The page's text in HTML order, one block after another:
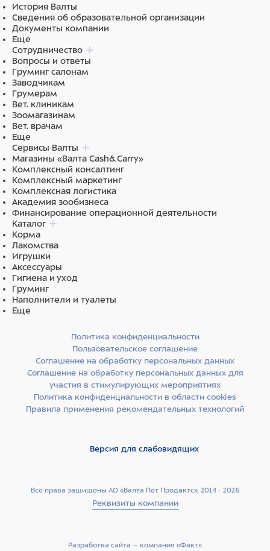
✔ Мобильность за счет колесной базы
✔ Легкость в обслуживании и дезинфекции
✔ Оптимальное использование пространства
Идеально подходит для научных учреждений,
фармакологических лабораторий и ветеринарных
клиник, где важно соблюдение гигиенических норм и
удобство работы с животными.
Глубина стеллажа, мм 650
Ширина стеллажа, мм 2000
Высота стеллажа, мм 1720 с колёсами
Глубина клетки, мм 525
Ширина клетки, мм 340
Высота клетки, мм 365
Масса с упаковкой, не более, кг ± 0.5
Стеллаж оснащен 15-ю подвесными клетками.
Клетки оснащены кормушками и мисками с
держателями для поения, пружинными замками,
замками защёлками.
История Валты
Сведения об образовательной организации
Документы компании
Еще
Сотрудничество
Вопросы и ответы
Груминг салонам
Заводчикам
Грумерам
Вет. клиникам
Зоомагазинам
Вет. врачам
Еще
Сервисы Валты
Магазины «Валта Cash&Carry»
Комплексный консалтинг
Комплексный маркетинг
Комплексная логистика
Академия зообизнеса
Финансирование операционной деятельности
Каталог
Корма
Лакомства
Игрушки
Аксессуары
Гигиена и уход
Груминг
Наполнители и туалеты
Еще
Все права защищены АО «Валта Пет Продактс», 2014 - 2026
Реквизиты компании
Политика конфиденциальности
Пользовательское соглашение
Соглашение на обработку персональных данных
Соглашение на обработку персональных данных для
участия в стимулирующих мероприятиях
Политика конфиденциальности в области cookies
Правила применения рекомендательных технологий
Версия для слабовидящих
Разработка сайта –­ компания «Факт»